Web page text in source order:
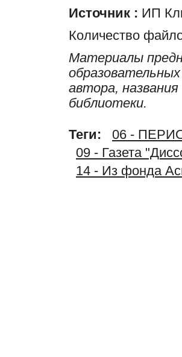
Источник : ИП
Количество
Материалы
автора,
библиотеки.
Теги:
06 -
09 - Газета
14 - Из фонда